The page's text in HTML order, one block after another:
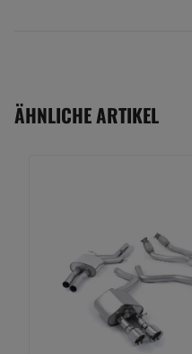
ÄHNLICHE ARTIKEL